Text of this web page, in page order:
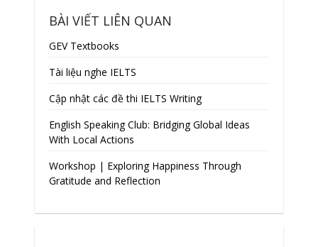
BÀI VIẾT LIÊN QUAN
GEV Textbooks
Tài liệu nghe IELTS
Cập nhật các đề thi IELTS Writing
English Speaking Club: Bridging Global Ideas
With Local Actions
Workshop | Exploring Happiness Through
Gratitude and Reflection